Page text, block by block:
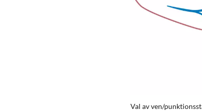
Val av ven/